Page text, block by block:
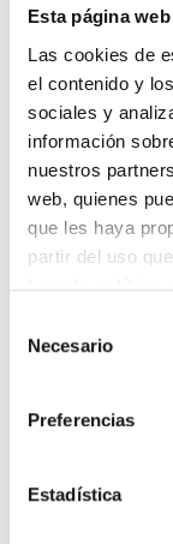
Esta página
Las cookies de
el contenido y
sociales y
información
nuestros
web, quienes
que les haya
partir del uso
Necesario
Preferencias
Estadística
Más